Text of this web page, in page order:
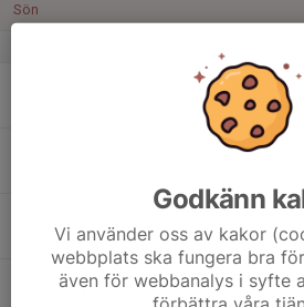
Sön
Godkänn
Vi använder oss av kakor
webbplats ska fungera bra
även för webbanalys i syfte